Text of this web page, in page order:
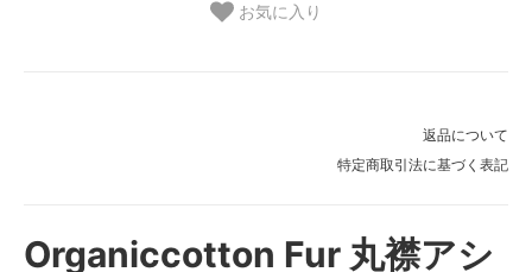
お気に入り
返品について
特定商取引法に基づく表記
Organiccotton Fur 丸襟アシ